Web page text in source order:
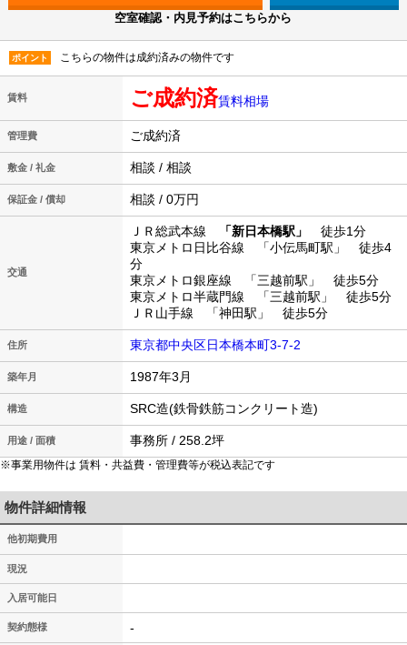
空室確認・内見予約はこちらから
ポイント こちらの物件は成約済みの物件です
賃料 ご成約済賃料相場
管理費 ご成約済
敷金 / 礼金 相談 / 相談
保証金 / 償却 相談 / 0万円
交通
ＪＲ総武本線 「新日本橋駅」
徒歩1分
東京メトロ日比谷線 「小伝馬町駅」 徒歩4
分
東京メトロ銀座線 「三越前駅」 徒歩5分
東京メトロ半蔵門線 「三越前駅」 徒歩5分
ＪＲ山手線 「神田駅」 徒歩5分
住所 東京都中央区日本橋本町3-7-2
築年月 1987年3月
構造 SRC造(鉄骨鉄筋コンクリート造)
用途 / 面積 事務所 / 258.2坪
※事業用物件は 賃料・共益費・管理費等が税込表記です
物件詳細情報
他初期費用
現況
入居可能日
契約態様 -